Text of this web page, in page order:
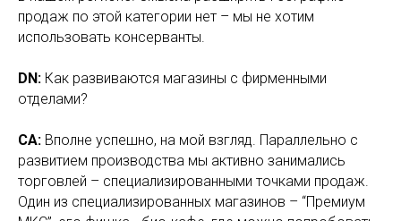
продаж по этой категории нет – мы не хотим
использовать консерванты.
DN: Как развиваются магазины с фирменными
отделами?
СА: Вполне успешно, на мой взгляд. Параллельно с
развитием производства мы активно занимались
торговлей – специализированными точками продаж.
Один из специализированных магазинов – “Премиум